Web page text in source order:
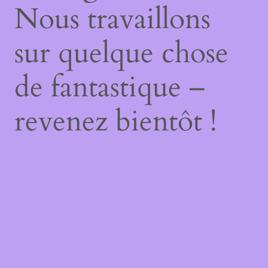
Nous travaillons
sur quelque chose
de fantastique –
revenez bientôt !